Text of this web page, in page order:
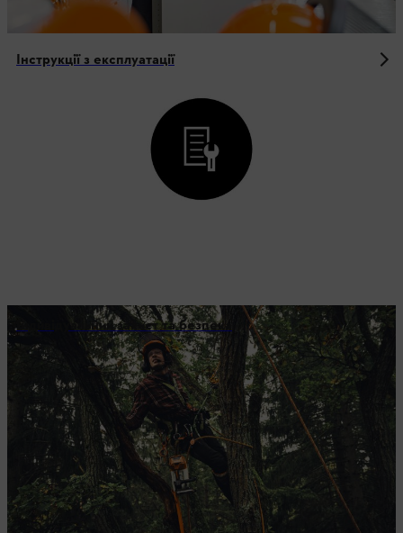
Інструкції з експлуатації
Індивідуальний захист та безпека